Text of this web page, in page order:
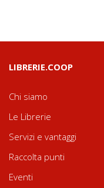
LIBRERIE.COOP
Chi siamo
Le Librerie
Servizi e vantaggi
Raccolta punti
Eventi